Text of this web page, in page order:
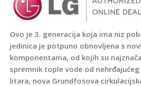
Ovo je 3. generacija koja ima niz
jedinica je potpuno obnovljena s
komponentama, od kojih su
spremnik tople vode od nehrđajućeg
litara, nova Grundfosova